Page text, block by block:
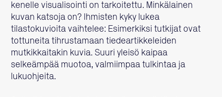
kenelle visualisointi on tarkoitettu. Minkälainen
kuvan katsoja on? Ihmisten kyky lukea
tilastokuvioita vaihtelee: Esimerkiksi tutkijat ovat
tottuneita tihrustamaan tiedeartikkeleiden
mutkikkaitakin kuvia. Suuri yleisö kaipaa
selkeämpää muotoa, valmiimpaa tulkintaa ja
lukuohjeita.